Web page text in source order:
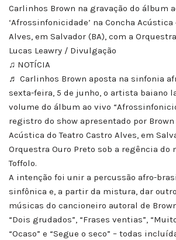
Carlinhos Brown na gravação do álbum
‘Afrossinfonicidade’ na Concha Acústica
Alves, em Salvador (BA), com a
Lucas Leawry / Divulgação
♫ NOTÍCIA
♬ Carlinhos Brown aposta na sinfonia
sexta-feira, 5 de junho, o artista baiano
volume do álbum ao vivo
registro do show apresentado por Brown
Acústica do Teatro Castro Alves, em
Orquestra Ouro Preto sob a regência do
Toffolo.
A intenção foi unir a percussão afro-
sinfônica e, a partir da mistura, dar
músicas do cancioneiro autoral de
“Dois grudados”, “Frases ventias”,
“Ocaso” e “Segue o seco” – todas